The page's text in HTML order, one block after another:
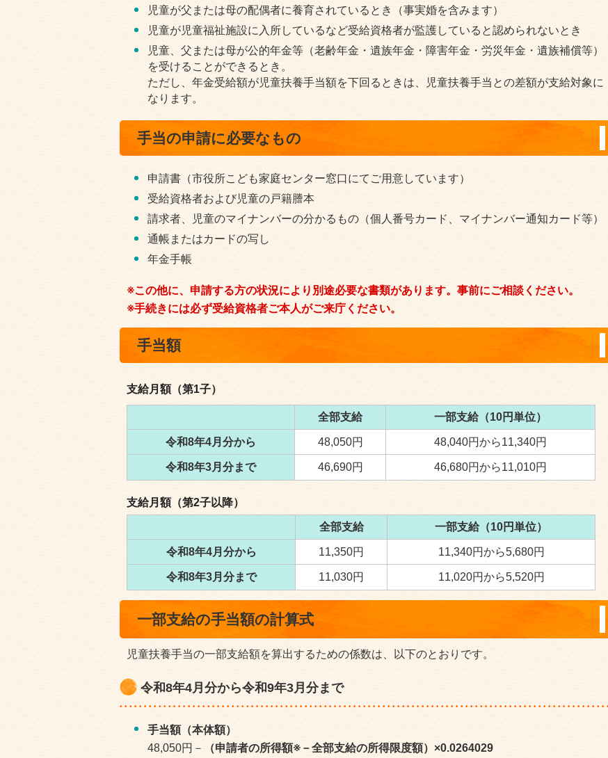
児童が父または母の配偶者に養育されているとき（事実婚を含みます）
児童が児童福祉施設に入所しているなど受給資格者が監護していると認められないとき
児童、父または母が公的年金等（老齢年金・遺族年金・障害年金・労災年金・遺族補償等）
を受けることができるとき。
ただし、年金受給額が児童扶養手当額を下回るときは、児童扶養手当との差額が支給対象に
なります。
手当の申請に必要なもの
申請書（市役所こども家庭センター窓口にてご用意しています）
受給資格者および児童の戸籍謄本
請求者、児童のマイナンバーの分かるもの（個人番号カード、マイナンバー通知カード等）
通帳またはカードの写し
年金手帳
※この他に、申請する方の状況により別途必要な書類があります。事前にご相談ください。
※手続きには必ず受給資格者ご本人がご来庁ください。
手当額
全部支給 一部支給（10円単位）
支給月額（第1子）
令和8年4月分から 48,050円 48,040円から11,340円
令和8年3月分まで 46,690円 46,680円から11,010円
支給月額（第2子以降）
全部支給 一部支給（10円単位）
令和8年4月分から 11,350円 11,340円から5,680円
令和8年3月分まで 11,030円 11,020円から5,520円
一部支給の手当額の計算式
児童扶養手当の一部支給額を算出するための係数は、以下のとおりです。
令和8年4月分から令和9年3月分まで
手当額（本体額）
48,050円－
（申請者の所得額※－全部支給の所得限度額）×0.0264029